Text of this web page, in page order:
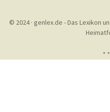
© 2024 · genlex.de - Das Lexikon
*